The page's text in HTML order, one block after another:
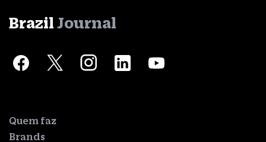
Brazil Journal
Quem faz
Brands